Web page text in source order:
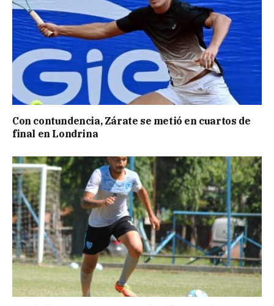
Con contundencia, Zárate se metió en cuartos de
final en Londrina